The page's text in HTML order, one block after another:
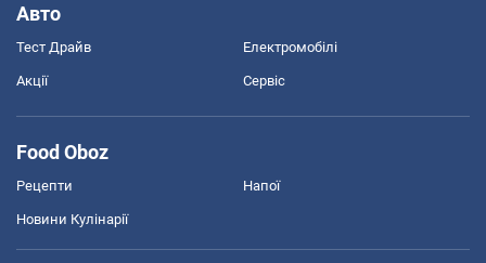
Авто
Тест Драйв Електромобілі
Акції Сервіс
Food Oboz
Рецепти Напої
Новини Кулінарії